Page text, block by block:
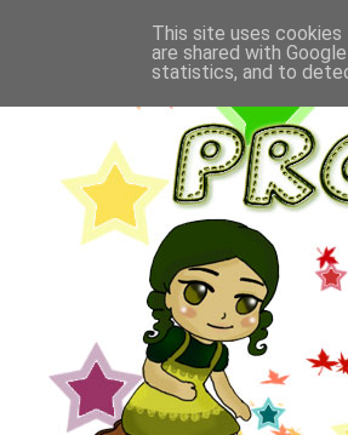
This site uses
are shared with
statistics, and to